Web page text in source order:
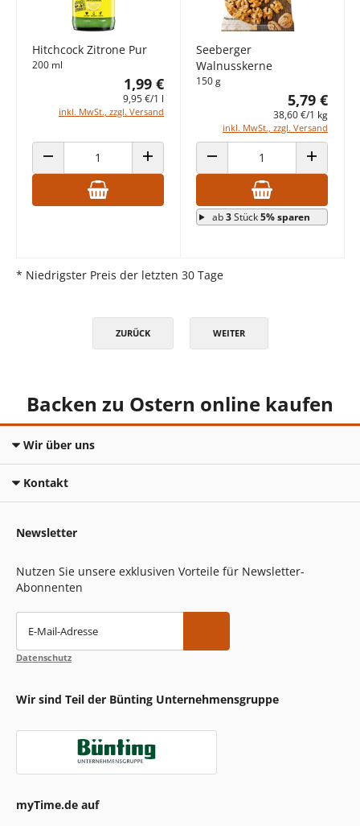
Hitchcock Zitrone Pur
200 ml
1,99 €
9,95 €/1 l
inkl. MwSt., zzgl. Versand
ANZAHL VERRINGERN ANZAHL ERHÖHEN
Seeberger
Walnusskerne
150 g
5,79 €
38,60 €/1 kg
inkl. MwSt., zzgl. Versand
ANZAHL VERRINGERN ANZAHL
ab3Stück5% sparen
* Niedrigster Preis der letzten 30 Tage
ZURÜCK WEITER
Backen zu Ostern online kaufen
Wir über uns
Kontakt
Newsletter
Nutzen Sie unsere exklusiven Vorteile für Newsletter-
Abonnenten
E-Mail-Adresse
Datenschutz
Wir sind Teil der Bünting Unternehmensgruppe
myTime.de auf